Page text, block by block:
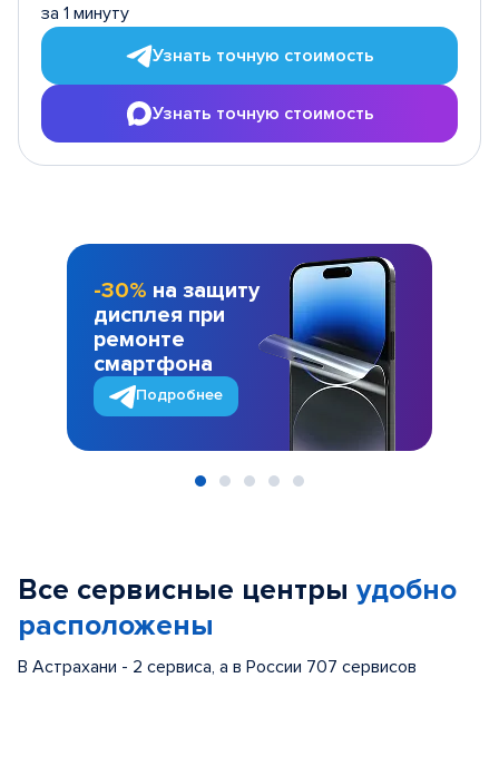
за 1 минуту
Узнать точную стоимость
Узнать точную стоимость
-30% на защиту
дисплея при
ремонте
смартфона
Подробнее
Все сервисные центры удобно
расположены
В Астрахани - 2 сервиса, а в России 707 сервисов